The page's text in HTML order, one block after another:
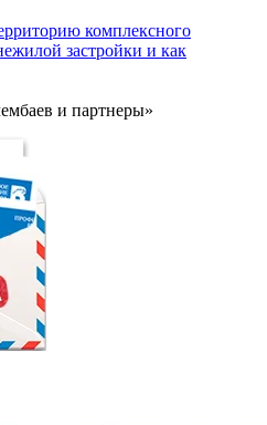
комплексного
застройки и как
и партнеры»